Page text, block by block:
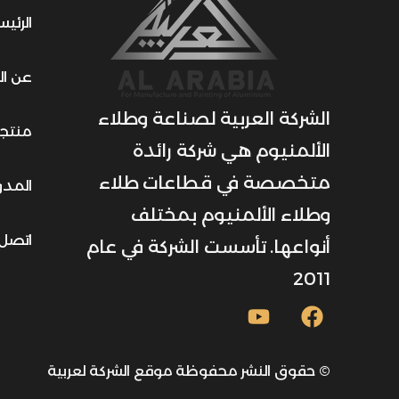
الشركة العربية لصناعة وطلاء
الألمنيوم هي شركة رائدة
متخصصة في قطاعات طلاء
وطلاء الألمنيوم بمختلف
أنواعها. تأسست الشركة في عام
2011
عن
اتصل
© حقوق النشر محفوظة موقع الشركة لعربية